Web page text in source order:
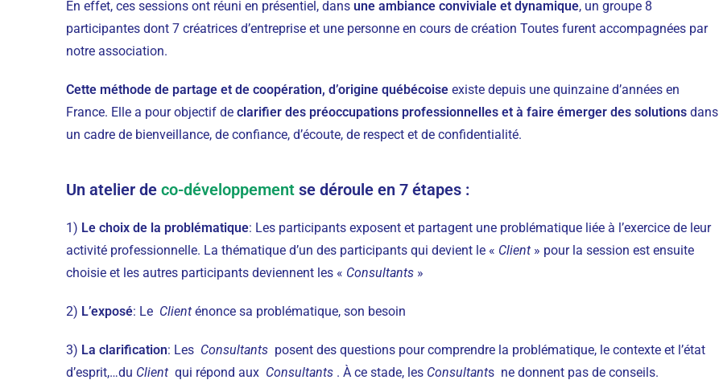
En effet, ces sessions ont réuni en présentiel, dans une ambiance conviviale et dynamique, un groupe 8
participantes dont 7 créatrices d’entreprise et une personne en cours de création Toutes furent accompagnées par
notre association.
Cette méthode de partage et de coopération, d’origine québécoise existe depuis une quinzaine d’années en
France. Elle a pour objectif de clarifier des préoccupations professionnelles et à faire émerger des solutions dans
un cadre de bienveillance, de confiance, d’écoute, de respect et de confidentialité.
Un atelier de co-développement se déroule en 7 étapes :
1) Le choix de la problématique: Les participants exposent et partagent une problématique liée à l’exercice de leur
activité professionnelle. La thématique d’un des participants qui devient le « Client » pour la session est ensuite
choisie et les autres participants deviennent les « Consultants »
2) L’exposé: Le Client énonce sa problématique, son besoin
3) La clarification: Les Consultants posent des questions pour comprendre la problématique, le contexte et l’état
d’esprit,…du Client qui répond aux Consultants . À ce stade, les Consultants ne donnent pas de conseils.